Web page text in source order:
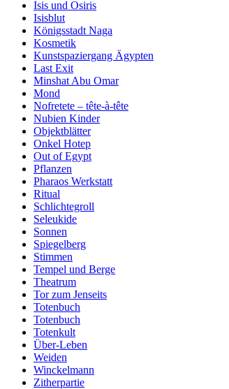
Isis und Osiris
Isisblut
Königsstadt Naga
Kosmetik
Kunstspaziergang Ägypten
Last Exit
Minshat Abu Omar
Mond
Nofretete – tête-à-tête
Nubien Kinder
Objektblätter
Onkel Hotep
Out of Egypt
Pflanzen
Pharaos Werkstatt
Ritual
Schlichtegroll
Seleukide
Sonnen
Spiegelberg
Stimmen
Tempel und Berge
Theatrum
Tor zum Jenseits
Totenbuch
Totenbuch
Totenkult
Über-Leben
Weiden
Winckelmann
Zitherpartie